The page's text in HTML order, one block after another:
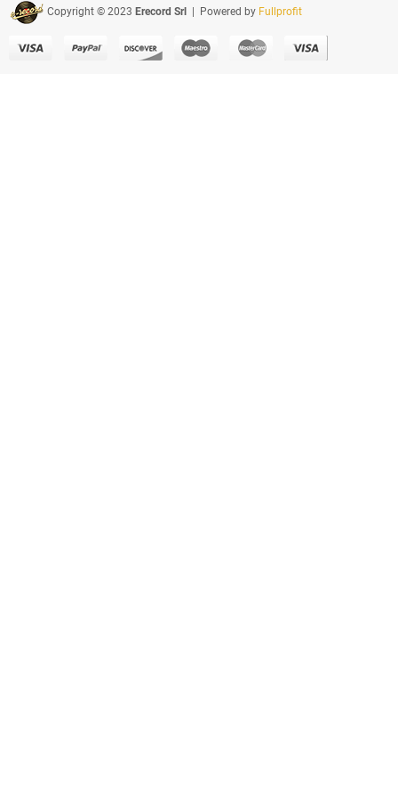
Copyright © 2023 Erecord Srl | Powered by Fullprofit